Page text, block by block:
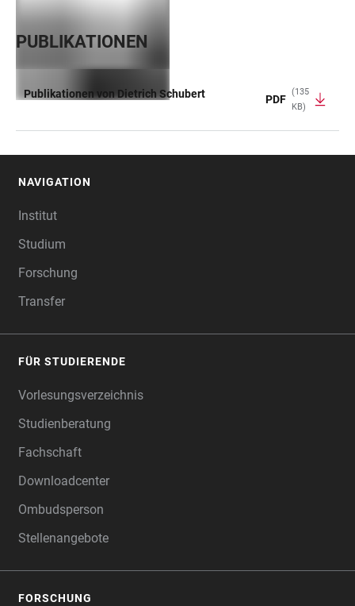
PUBLIKATIONEN
Publikationen von Dietrich Schubert PDF
(135
KB)
NAVIGATION
Institut
Studium
Forschung
Transfer
FÜR STUDIERENDE
Vorlesungsverzeichnis
Studienberatung
Fachschaft
Downloadcenter
Ombudsperson
Stellenangebote
FORSCHUNG